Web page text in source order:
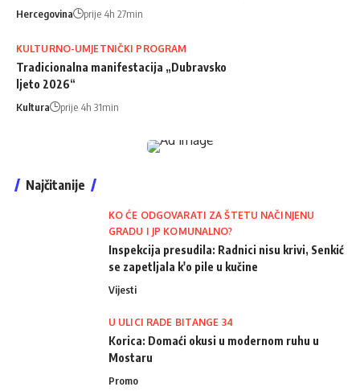
Hercegovina prije 4h 27min
KULTURNO-UMJETNIČKI PROGRAM
Tradicionalna manifestacija „Dubravsko
ljeto 2026“
Kultura prije 4h 31min
Najčitanije
KO ĆE ODGOVARATI ZA ŠTETU NAČINJENU
GRADU I JP KOMUNALNO?
Inspekcija presudila: Radnici nisu krivi, Senkić
se zapetljala k'o pile u kučine
Vijesti
U ULICI RADE BITANGE 34
Korica: Domaći okusi u modernom ruhu u
Mostaru
Promo